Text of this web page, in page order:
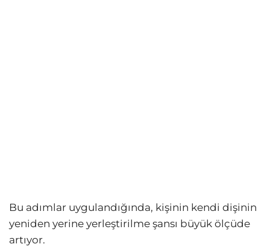
Bu adımlar uygulandığında, kişinin kendi dişinin
yeniden yerine yerleştirilme şansı büyük ölçüde
artıyor.